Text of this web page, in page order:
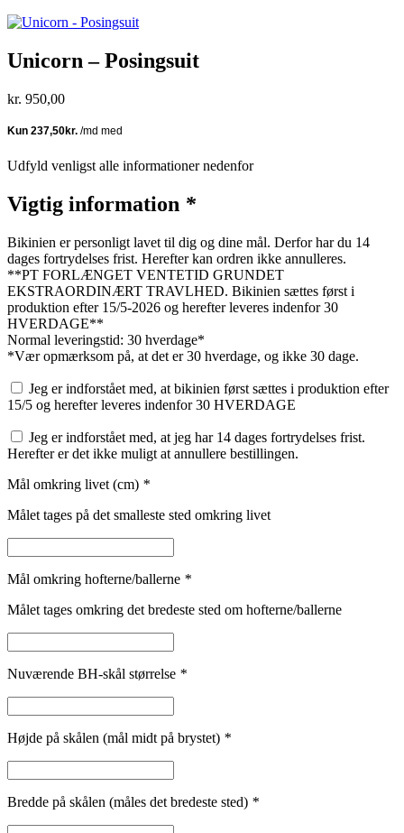
Unicorn – Posingsuit
kr. 950,00
Udfyld venligst alle informationer nedenfor
Vigtig information *
Bikinien er personligt lavet til dig og dine mål. Derfor har du 14
dages fortrydelses frist. Herefter kan ordren ikke annulleres.
**PT FORLÆNGET VENTETID GRUNDET
EKSTRAORDINÆRT TRAVLHED. Bikinien sættes først i
produktion efter 15/5-2026 og herefter leveres indenfor 30
HVERDAGE**
Normal leveringstid: 30 hverdage*
*Vær opmærksom på, at det er 30 hverdage, og ikke 30 dage.
Jeg er indforstået med, at bikinien først sættes i produktion efter
15/5 og herefter leveres indenfor 30 HVERDAGE
Jeg er indforstået med, at jeg har 14 dages fortrydelses frist.
Herefter er det ikke muligt at annullere bestillingen.
Mål omkring livet (cm) *
Målet tages på det smalleste sted omkring livet
Mål omkring hofterne/ballerne *
Målet tages omkring det bredeste sted om hofterne/ballerne
Nuværende BH-skål størrelse *
Højde på skålen (mål midt på brystet) *
Bredde på skålen (måles det bredeste sted) *